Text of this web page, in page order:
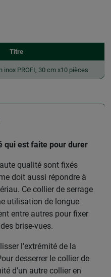
Titre
inox PROFI, 30 cm x10 pièces
qui est faite pour durer
qualité sont fixés
doit aussi répondre à
Ce collier de serrage
utilisation de longue
entre autres pour fixer
brise-vues.
l’extrémité de la
desserrer le collier de
d’un autre collier en